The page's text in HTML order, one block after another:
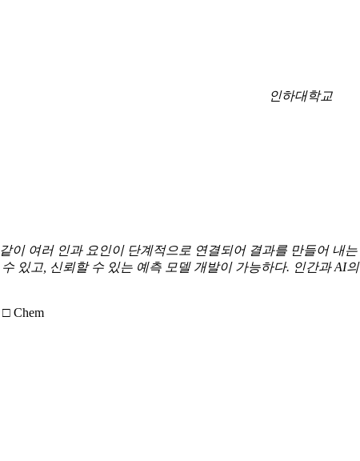
인하대학교
같이 여러 인과 요인이 단계적으로 연결되어 결과를 만들어 내는
수 있고 신뢰할 수 있는 예측 모델 개발이 가능하다. 인간과 AI의
□ Chem